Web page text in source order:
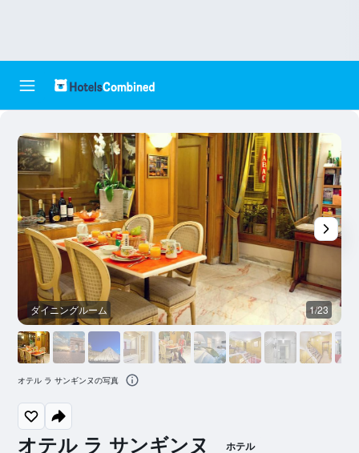
オテル ラ サンギンヌ ホテル
ダイニングルーム 1/23
オテル ラ サンギンヌの写真